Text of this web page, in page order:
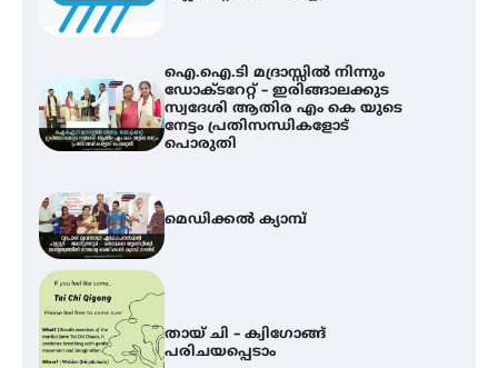
ഐ.ഐ.ടി മദ്രാസ്സിൽ നിന്നും
ഡോക്ടറേറ്റ് – ഇരിങ്ങാലക്കുട
സ്വദേശി ആതിര എം കെ യുടെ
നേട്ടം പ്രതിസന്ധികളോട്
പൊരുതി
മെഡിക്കൽ ക്യാമ്പ്
തായ് ചി – ക്വിഗോങ്ങ്
പരിചയപ്പെടാം